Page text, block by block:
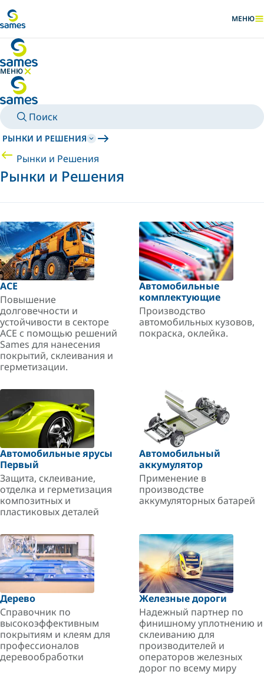
МЕНЮ
МЕНЮ
СКРЫТЬ МЕНЮ
Поиск
РЫНКИ И РЕШЕНИЯ
Рынки и Решения
Рынки и Решения
ACE
Повышение
долговечности и
устойчивости в секторе
ACE с помощью решений
Sames для нанесения
покрытий, склеивания и
герметизации.
Автомобильные
комплектующие
Производство
автомобильных кузовов,
покраска, оклейка.
Автомобильные ярусы
Первый
Защита, склеивание,
отделка и герметизация
композитных и
пластиковых деталей
Автомобильный
аккумулятор
Применение в
производстве
аккумуляторных батарей
Дерево
Справочник по
высокоэффективным
покрытиям и клеям для
профессионалов
деревообработки
Железные дороги
Надежный партнер по
финишному уплотнению и
склеиванию для
производителей и
операторов железных
дорог по всему миру